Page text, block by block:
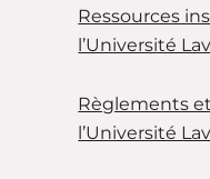
Ressources
l’Université
Règlements
l’Université